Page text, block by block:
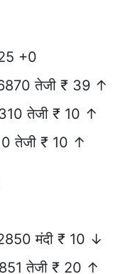
+0
तेजी ₹ 39 ↑
तेजी ₹ 10 ↑
तेजी ₹ 10 ↑
मंदी ₹ 10 ↓
तेजी ₹ 20 ↑